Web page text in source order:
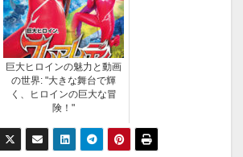
巨大ヒロインの魅力と動画
の世界: "大きな舞台で輝
く、ヒロインの巨大な冒
険！"